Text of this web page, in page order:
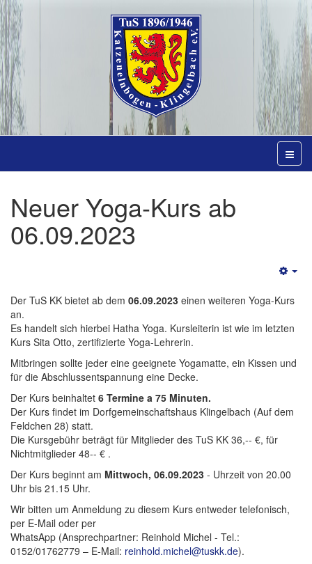
Neuer Yoga-Kurs ab
06.09.2023
Der TuS KK bietet ab dem 06.09.2023 einen weiteren Yoga-Kurs
an.
Es handelt sich hierbei Hatha Yoga. Kursleiterin ist wie im letzten
Kurs Sita Otto, zertifizierte Yoga-Lehrerin.
Mitbringen sollte jeder eine geeignete Yogamatte, ein Kissen und
für die Abschlussentspannung eine Decke.
Der Kurs beinhaltet 6 Termine a 75 Minuten.
Der Kurs findet im Dorfgemeinschaftshaus Klingelbach (Auf dem
Feldchen 28) statt.
Die Kursgebühr beträgt für Mitglieder des TuS KK 36,-- €, für
Nichtmitglieder 48-- € .
Der Kurs beginnt am Mittwoch, 06.09.2023 - Uhrzeit von 20.00
Uhr bis 21.15 Uhr.
Wir bitten um Anmeldung zu diesem Kurs entweder telefonisch,
per E-Mail oder per
WhatsApp (Ansprechpartner: Reinhold Michel - Tel.:
0152/01762779 – E-Mail: reinhold.michel@tuskk.de).